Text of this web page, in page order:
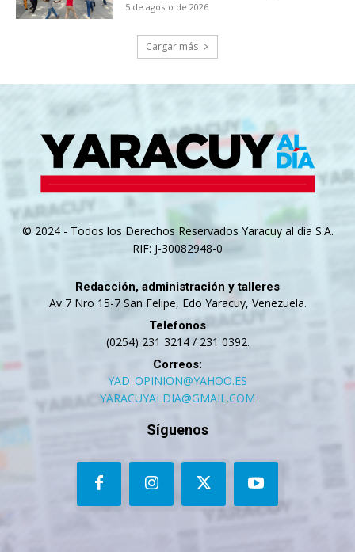
5 de agosto de 2026
Cargar más
© 2024 - Todos los Derechos Reservados Yaracuy al día S.A.
RIF: J-30082948-0
Redacción, administración y talleres
Av 7 Nro 15-7 San Felipe, Edo Yaracuy, Venezuela.
Telefonos
(0254) 231 3214 / 231 0392.
Correos:
YAD_OPINION@YAHOO.ES
YARACUYALDIA@GMAIL.COM
Síguenos